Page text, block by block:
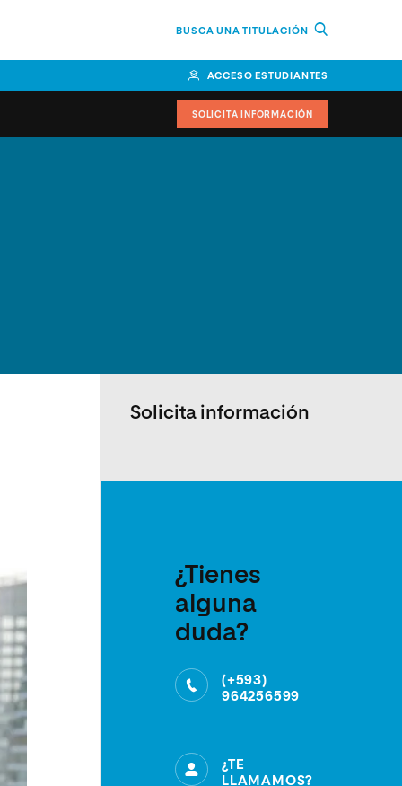
BUSCA UNA TITULACIÓN
ACCESO ESTUDIANTES
SOLICITA INFORMACIÓN
Solicita información
¿Tienes
alguna
duda?
(+593)
964256599
¿TE
LLAMAMOS?